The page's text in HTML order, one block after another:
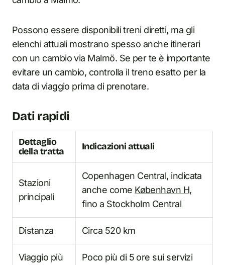
Possono essere disponibili treni diretti, ma gli
elenchi attuali mostrano spesso anche itinerari
con un cambio via Malmö. Se per te è importante
evitare un cambio, controlla il treno esatto per la
data di viaggio prima di prenotare.
Dati rapidi
Dettaglio
della tratta
Indicazioni attuali
Stazioni
principali
Copenhagen Central, indicata
anche come København H,
fino a Stockholm Central
Distanza Circa 520 km
Viaggio più
Poco più di 5 ore sui servizi